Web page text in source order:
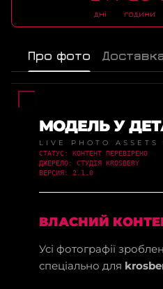
дні години
Про фото
МОДЕЛЬ У
LIVE PHOTO ASSETS
СТАТУС: КОНТЕНТ ПЕРЕВІРЕНО
ДЖЕРЕЛО: СТУДІЯ KROSBERY
ВЕРСИЯ: 2.1.0
ВЛАСНИЙ
Усі фотографії
спеціально для